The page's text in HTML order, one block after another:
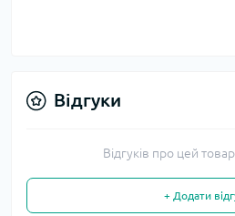
Відгуки
Відгуків про цей
+ Додати